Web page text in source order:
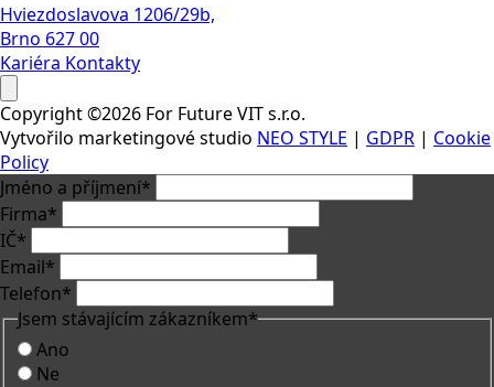
Hviezdoslavova 1206/29b,
Brno 627 00
Kariéra Kontakty
Copyright ©2026 For Future VIT s.r.o.
Vytvořilo marketingové studio NEO STYLE | GDPR | Cookie
Policy
Jméno a příjmení*
Firma*
IČ*
Email*
Telefon*
Jsem stávajícím zákazníkem*
Ano
Ne